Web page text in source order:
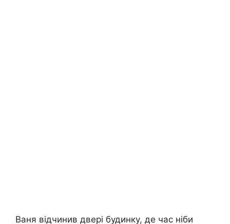
Ваня відчинив двері будинку, де час ніби